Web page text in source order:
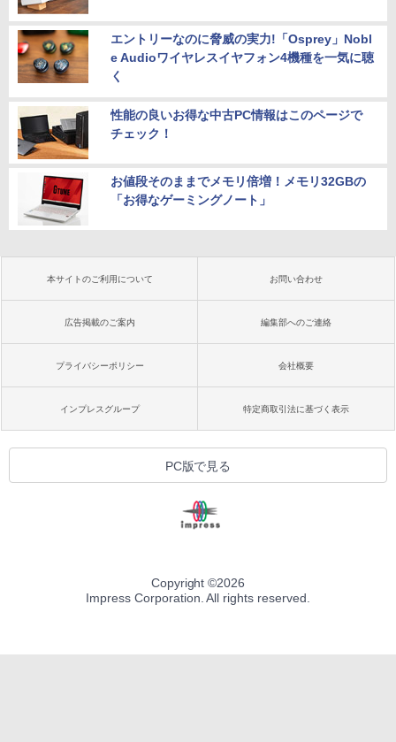
エントリーなのに脅威の実力!「Osprey」Nobl
e Audioワイヤレスイヤフォン4機種を一気に聴
く
性能の良いお得な中古PC情報はこのページで
チェック！
お値段そのままでメモリ倍増！メモリ32GBの
「お得なゲーミングノート」
本サイトのご利用について お問い合わせ
広告掲載のご案内 編集部へのご連絡
プライバシーポリシー 会社概要
インプレスグループ 特定商取引法に基づく表示
PC版で見る
Copyright ©2026
Impress Corporation. All rights reserved.